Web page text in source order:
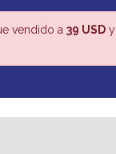
vendido a 39 USDy